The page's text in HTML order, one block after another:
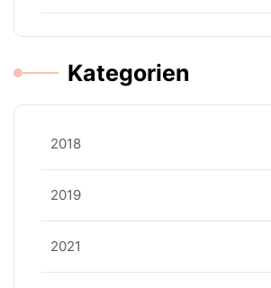
Kategorien
2018
2019
2021